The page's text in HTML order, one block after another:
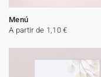
Menú
A partir de 1,10 €